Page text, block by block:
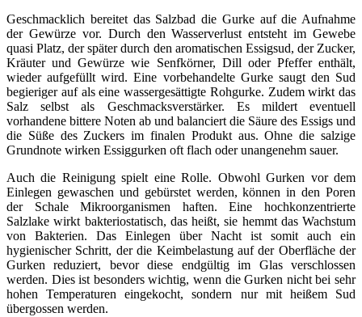
Geschmacklich bereitet das Salzbad die Gurke auf die Aufnahme
der Gewürze vor. Durch den Wasserverlust entsteht im Gewebe
quasi Platz, der später durch den aromatischen Essigsud, der Zucker,
Kräuter und Gewürze wie Senfkörner, Dill oder Pfeffer enthält,
wieder aufgefüllt wird. Eine vorbehandelte Gurke saugt den Sud
begieriger auf als eine wassergesättigte Rohgurke. Zudem wirkt das
Salz selbst als Geschmacksverstärker. Es mildert eventuell
vorhandene bittere Noten ab und balanciert die Säure des Essigs und
die Süße des Zuckers im finalen Produkt aus. Ohne die salzige
Grundnote wirken Essiggurken oft flach oder unangenehm sauer.
Auch die Reinigung spielt eine Rolle. Obwohl Gurken vor dem
Einlegen gewaschen und gebürstet werden, können in den Poren
der Schale Mikroorganismen haften. Eine hochkonzentrierte
Salzlake wirkt bakteriostatisch, das heißt, sie hemmt das Wachstum
von Bakterien. Das Einlegen über Nacht ist somit auch ein
hygienischer Schritt, der die Keimbelastung auf der Oberfläche der
Gurken reduziert, bevor diese endgültig im Glas verschlossen
werden. Dies ist besonders wichtig, wenn die Gurken nicht bei sehr
hohen Temperaturen eingekocht, sondern nur mit heißem Sud
übergossen werden.